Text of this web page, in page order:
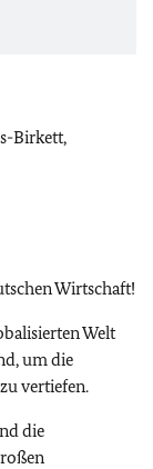
Birkett,
Wirtschaft!
Welt
um die
vertiefen.
die